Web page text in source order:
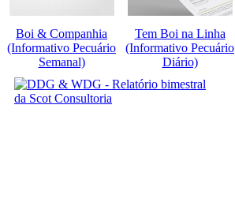
Boi & Companhia
(Informativo Pecuário
Semanal)
Tem Boi na Linha
(Informativo Pecuário
Diário)